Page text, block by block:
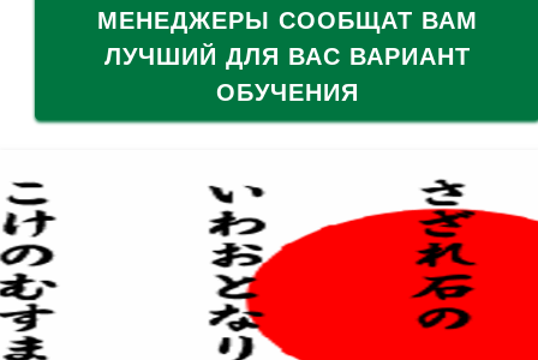
МЕНЕДЖЕРЫ СООБЩАТ ВАМ
ЛУЧШИЙ ДЛЯ ВАС ВАРИАНТ
ОБУЧЕНИЯ